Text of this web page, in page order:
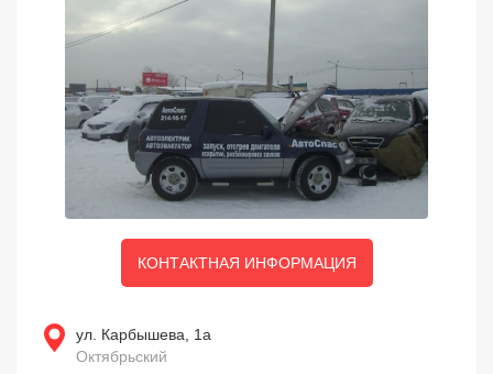
КОНТАКТНАЯ ИНФОРМАЦИЯ
ул. Карбышева, 1а
Октябрьский